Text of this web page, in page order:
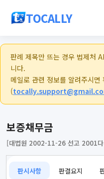
TOCALLY
판례 제목만 뜨는 경우 법제처
니다.
메일로 관련 정보를 알려주시면
(
보증채무금
[대법원 2002-11-26 선고 2001
판시사항 판결요지